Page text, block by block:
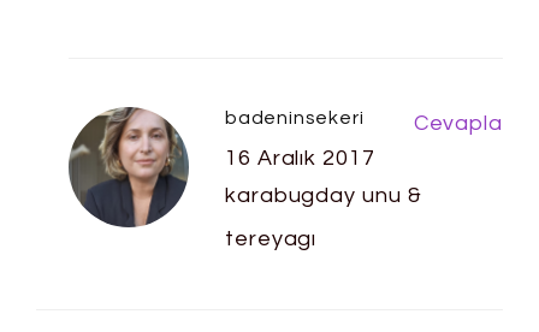
badeninsekeri
16 Aralık 2017
karabugday unu &
tereyagı
Cevapla